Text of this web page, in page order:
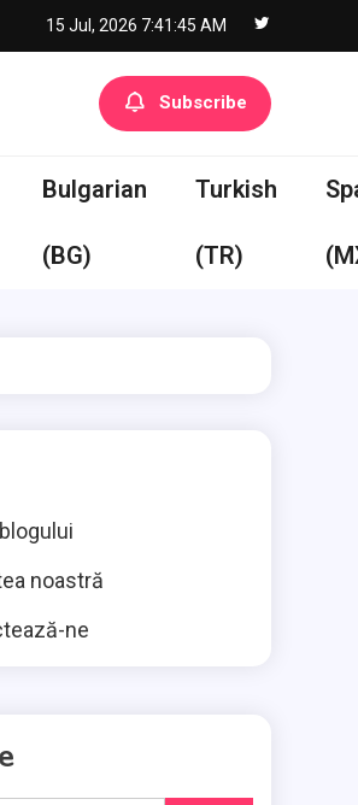
15 Jul, 2026 7:41:46 AM
Subscribe
Bulgarian
(BG)
Turkish
(TR)
noastră
ne